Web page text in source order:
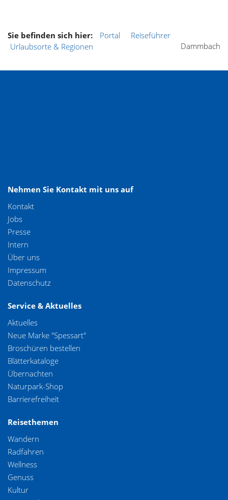
Sie befinden sich hier: Portal
Reiseführer
Urlaubsorte & Regionen
Dammbach
Nehmen Sie Kontakt mit uns auf
Kontakt
Jobs
Presse
Intern
Über uns
Impressum
Datenschutz
Service & Aktuelles
Aktuelles
Neue Marke "Spessart"
Broschüren bestellen
Blätterkataloge
Übernachten
Naturpark-Shop
Barrierefreiheit
Reisethemen
Wandern
Radfahren
Wellness
Genuss
Kultur